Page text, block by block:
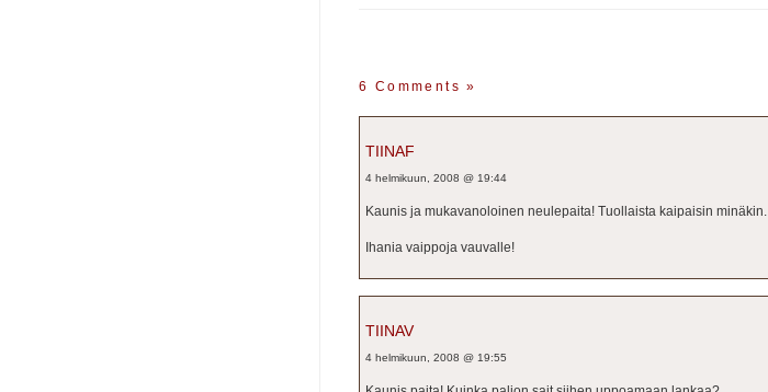
6 Comments»
TIINAF
4 helmikuun, 2008 @ 19:44
Kaunis ja mukavanoloinen neulepaita! Tuollaista kaipaisin minäkin.
Ihania vaippoja vauvalle!
TIINAV
4 helmikuun, 2008 @ 19:55